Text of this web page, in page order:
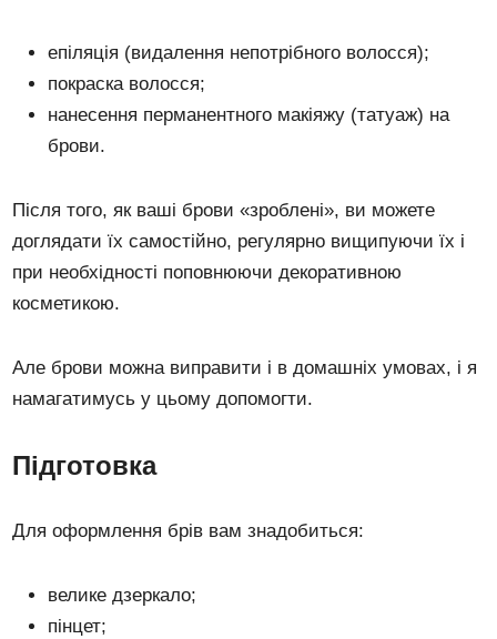
епіляція (видалення непотрібного волосся);
покраска волосся;
нанесення перманентного макіяжу (татуаж) на
брови.
Після того, як ваші брови «зроблені», ви можете
доглядати їх самостійно, регулярно вищипуючи їх і
при необхідності поповнюючи декоративною
косметикою.
Але брови можна виправити і в домашніх умовах, і я
намагатимусь у цьому допомогти.
Підготовка
Для оформлення брів вам знадобиться:
велике дзеркало;
пінцет;